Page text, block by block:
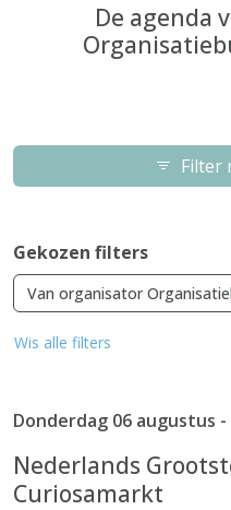
De agenda
Filter
Gekozen filters
Van organisator
Wis alle filters
Donderdag 06 augustus
Nederlands
Curiosamarkt